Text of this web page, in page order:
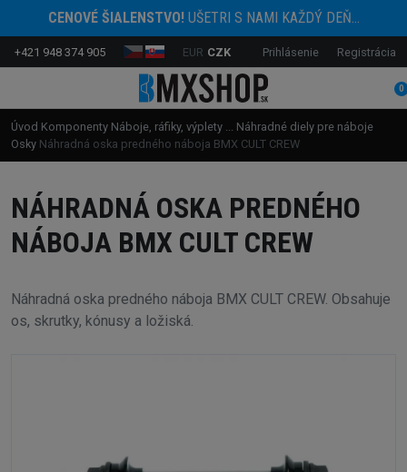
CENOVÉ ŠIALENSTVO!UŠETRI S NAMI KAŽDÝ DEŇ...
+421 948 374 905 EUR CZK Prihlásenie Registrácia
0
Úvod Komponenty Náboje, ráfiky, výplety ...
Náhradné diely pre náboje
Osky Náhradná oska predného náboja BMX CULT CREW
NÁHRADNÁ OSKA PREDNÉHO
NÁBOJA BMX CULT CREW
Náhradná oska predného náboja BMX CULT CREW. Obsahuje
os, skrutky, kónusy a ložiská.